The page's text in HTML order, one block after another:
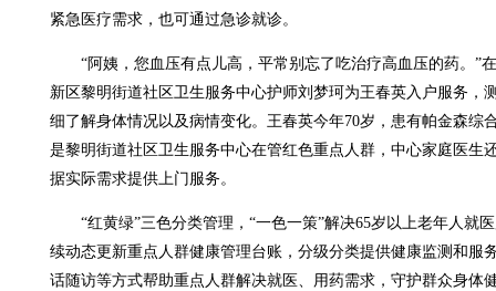
紧急医疗需求，也可通过急诊就诊。
“阿姨，您血压有点儿高，平常别忘了吃治疗高血压的药。”
新区黎明街道社区卫生服务中心护师刘梦珂为王春英入户服务，
细了解身体情况以及病情变化。王春英今年70岁，患有帕金森综
是黎明街道社区卫生服务中心在管红色重点人群，中心家庭医生
据实际需求提供上门服务。
“红黄绿”三色分类管理，“一色一策”解决65岁以上老年人就
续动态更新重点人群健康管理台账，分级分类提供健康监测和服
话随访等方式帮助重点人群解决就医、用药需求，守护群众身体